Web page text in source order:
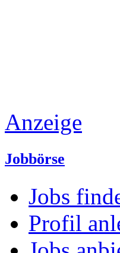
Anzeige
Jobbörse
Jobs
Profil